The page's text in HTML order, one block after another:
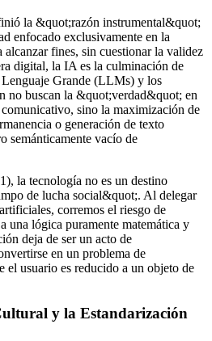
la &quot;razón instrumental&quot;
enfocado exclusivamente en la
alcanzar fines, sin cuestionar la validez
digital, la IA es la culminación de
Grande (LLMs) y los
no buscan la &quot;verdad&quot; en
sino la maximización de
o generación de texto
semánticamente vacío de
la tecnología no es un destino
de lucha social&quot;. Al delegar
corremos el riesgo de
una lógica puramente matemática y
deja de ser un acto de
en un problema de
el usuario es reducido a un objeto de
y la Estandarización